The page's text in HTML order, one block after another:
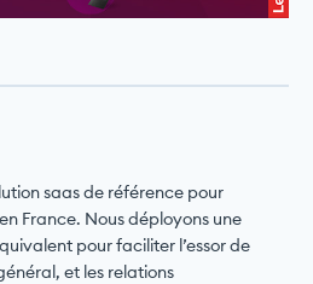
saas de référence pour
France. Nous déployons une
pour faciliter l’essor de
et les relations